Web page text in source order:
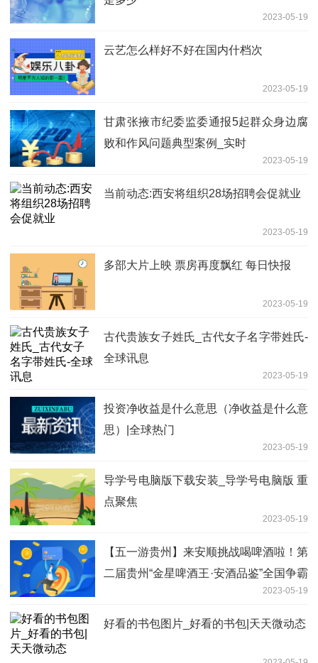
2023-05-19
云艺怎么样好不好在国内什档次
2023-05-19
甘肃张掖市纪委监委通报5起群众身边腐
败和作风问题典型案例_实时
2023-05-19
当前动态:西安将组织28场招聘会促就业
2023-05-19
多部大片上映 票房再度飘红 每日快报
2023-05-19
古代贵族女子姓氏_古代女子名字带姓氏-
全球讯息
2023-05-19
投资净收益是什么意思（净收益是什么意
思）|全球热门
2023-05-19
导学号电脑版下载安装_导学号电脑版 重
点聚焦
2023-05-19
【五一游贵州】来安顺挑战喝啤酒啦！第
二届贵州“金星啤酒王·安酒品鉴”全国争霸
2023-05-19
好看的书包图片_好看的书包|天天微动态